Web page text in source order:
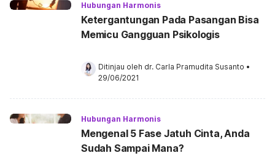
Hubungan Harmonis
Ketergantungan Pada Pasangan Bisa
Memicu Gangguan Psikologis
Ditinjau oleh dr. Carla Pramudita Susanto •
29/06/2021
Hubungan Harmonis
Mengenal 5 Fase Jatuh Cinta, Anda
Sudah Sampai Mana?